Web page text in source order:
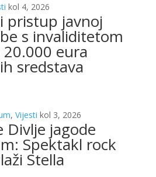
kol 4, 2026
pristup javnoj
s invaliditetom
eura
sredstava
, Vijesti kol 3, 2026
Divlje jagode
Spektakl rock
Stella